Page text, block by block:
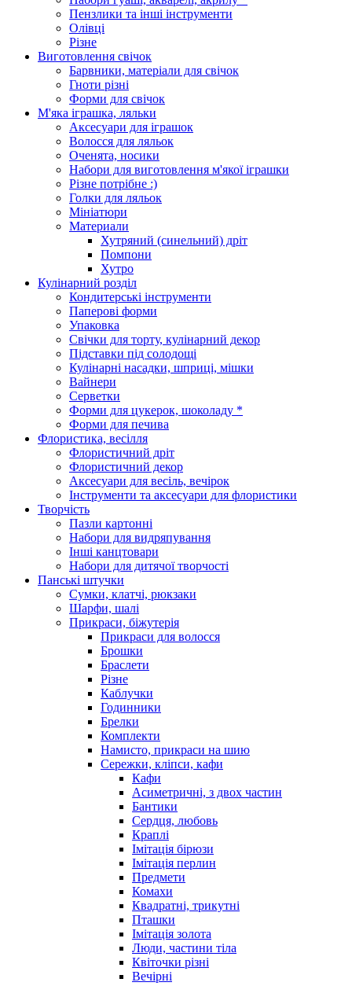
Пензлики та інші інструменти
Олівці
Різне
Виготовлення свічок
Барвники, матеріали для свічок
Гноти різні
Форми для свічок
М'яка іграшка, ляльки
Аксесуари для іграшок
Волосся для ляльок
Оченята, носики
Набори для виготовлення м'якої іграшки
Різне потрібне :)
Голки для ляльок
Мініатюри
Материали
Хутряний (синельний) дріт
Помпони
Хутро
Кулінарний розділ
Кондитерські інструменти
Паперові форми
Упаковка
Свічки для торту, кулінарний декор
Підставки під солодощі
Кулінарні насадки, шприці, мішки
Вайнери
Серветки
Форми для цукерок, шоколаду *
Форми для печива
Флористика, весілля
Флористичний дріт
Флористичний декор
Аксесуари для весіль, вечірок
Інструменти та аксесуари для флористики
Творчість
Пазли картонні
Набори для видряпування
Інші канцтовари
Набори для дитячої творчості
Панські штучки
Сумки, клатчі, рюкзаки
Шарфи, шалі
Прикраси, біжутерія
Прикраси для волосся
Брошки
Браслети
Різне
Каблучки
Годинники
Брелки
Комплекти
Намисто, прикраси на шию
Сережки, кліпси, кафи
Кафи
Асиметричні, з двох частин
Бантики
Сердця, любовь
Краплі
Імітація бірюзи
Імітація перлин
Предмети
Комахи
Квадратні, трикутні
Пташки
Імітація золота
Люди, частини тіла
Квіточки різні
Вечірні